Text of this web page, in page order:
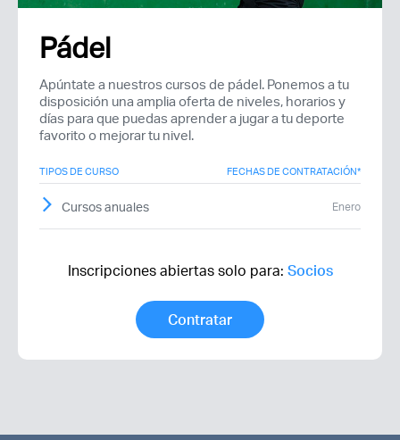
Recuerda mis claves
¿Ya eres socio pero no
estas registrado?
Pádel
Apúntate a nuestros cursos de pádel. Ponemos a tu
disposición una amplia oferta de niveles, horarios y
días para que puedas aprender a jugar a tu deporte
favorito o mejorar tu nivel.
TIPOS DE CURSO FECHAS DE CONTRATACIÓN*
Cursos anuales Enero
Inscripciones abiertas solo para: Socios
Contratar